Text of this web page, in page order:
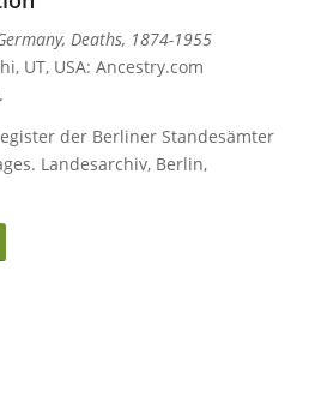
Deaths, 1874-1955
UT, USA: Ancestry.com
der Berliner Standesämter
Landesarchiv, Berlin,